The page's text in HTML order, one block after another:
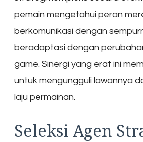
pemain mengetahui peran
berkomunikasi dengan
beradaptasi dengan
game. Sinergi yang erat ini
untuk mengungguli lawannya
laju permainan.
Seleksi Agen